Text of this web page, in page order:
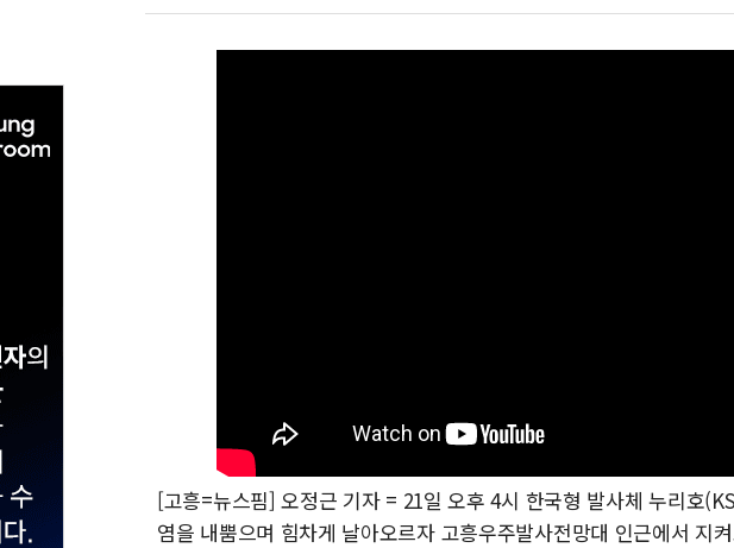
[고흥=뉴스핌] 오정근 기자 = 21일 오후 4시 한국형 발사체 누리호
염을 내뿜으며 힘차게 날아오르자 고흥우주발사전망대 인근에서 지